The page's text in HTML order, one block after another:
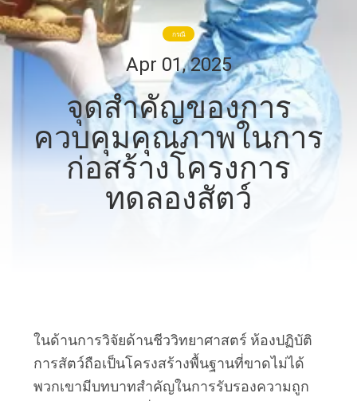
วิดีโอ
เกี่ยว
กับ
เรา
ควบคุม
คุณภาพ
กรณี
Apr 01, 2025
จุดสําคัญของการ
ควบคุมคุณภาพในการ
ก่อสร้างโครงการ
ทดลองสัตว์
ในด้านการวิจัยด้านชีววิทยาศาสตร์ ห้องปฏิบัติ
การสัตว์ถือเป็นโครงสร้างพื้นฐานที่ขาดไม่ได้
พวกเขามีบทบาทสำคัญในการรับรองความถูก